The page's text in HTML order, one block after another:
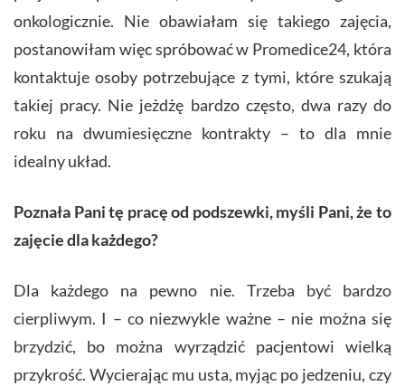
onkologicznie. Nie obawiałam się takiego zajęcia,
postanowiłam więc spróbować w Promedice24, która
kontaktuje osoby potrzebujące z tymi, które szukają
takiej pracy. Nie jeżdżę bardzo często, dwa razy do
roku na dwumiesięczne kontrakty – to dla mnie
idealny układ.
Poznała Pani tę pracę od podszewki, myśli Pani, że to
zajęcie dla każdego?
Dla każdego na pewno nie. Trzeba być bardzo
cierpliwym. I – co niezwykle ważne – nie można się
brzydzić, bo można wyrządzić pacjentowi wielką
przykrość. Wycierając mu usta, myjąc po jedzeniu, czy